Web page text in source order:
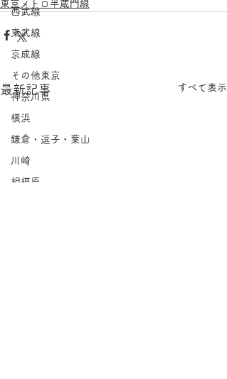
西武線
東武線
京成線
その他東京
神奈川県
横浜
鎌倉・逗子・葉山
川崎
相模原
東京メトロ半蔵門線
最新記事 すべて表示